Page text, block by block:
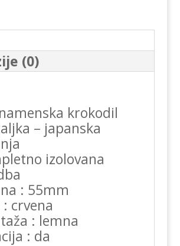
(0)
krokodil
– japanska
izolovana
: 55mm
: crvena
: lemna
: da